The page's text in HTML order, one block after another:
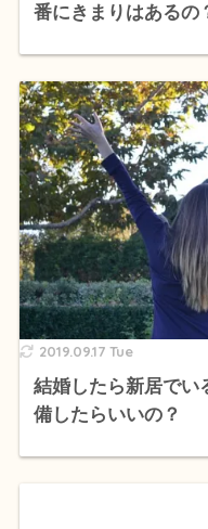
番にきまりはあるの
2019.09.17 Tue
結婚したら新居でい
備したらいいの？